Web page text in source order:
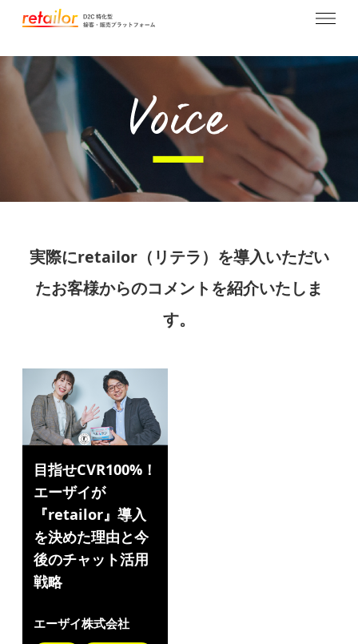
実際にretailor（リテラ）を導入いただい
たお客様からのコメントを紹介いたしま
す。
目指せCVR100%！
エーザイが
『retailor』導入
を決めた理由と今
後のチャット活用
戦略
エーザイ株式会社